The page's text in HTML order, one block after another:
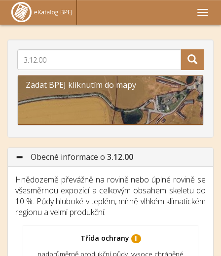
Zadat BPEJ kliknutím do mapy
Obecné informace o 3.12.00
Hnědozemě převážně na rovině nebo úplné rovině se
všesměrnou expozicí a celkovým obsahem skeletu do
10 %. Půdy hluboké v teplém, mírně vlhkém klimatickém
regionu a velmi produkční.
Třída ochrany II
nadprůměrně produkční půdy, vysoce chráněné